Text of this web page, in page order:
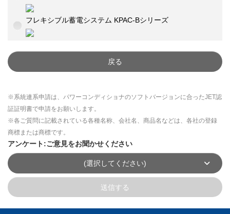
フレキシブル蓄電システム KPAC-Bシリーズ
戻る
※系統連系申請は、パワーコンディショナのソフトバージョンに合ったJET認
証証明書で申請をお願いします。
※各ご質問に記載されている各種名称、会社名、商品名などは、各社の登録
商標または商標です。
アンケート:ご意見をお聞かせください
(選択してください)
送信する